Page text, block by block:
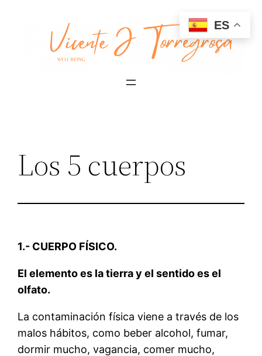
contenido
Los 5 cuerpos
1.- CUERPO FÍSICO.
El elemento es la tierra y el sentido es el
olfato.
La contaminación física viene a través de los
malos hábitos, como beber alcohol, fumar,
dormir mucho, vagancia, comer mucho,
ES